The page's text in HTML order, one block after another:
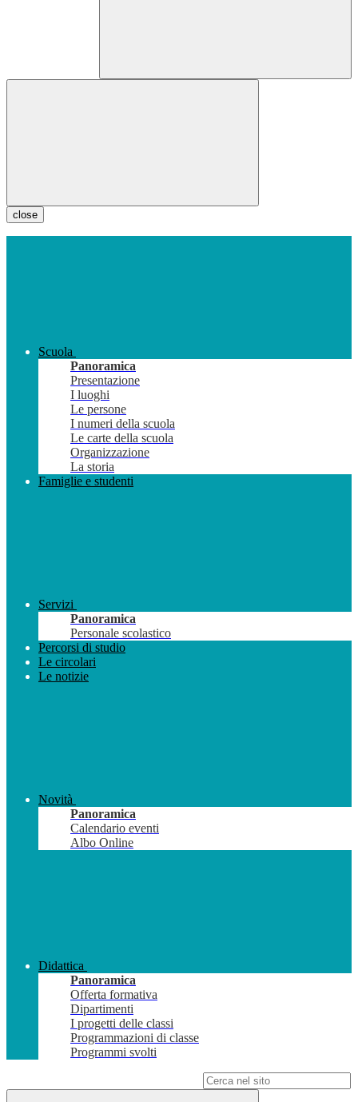
close
Scuola
Panoramica
Presentazione
I luoghi
Le persone
I numeri della scuola
Le carte della scuola
Organizzazione
La storia
Famiglie e studenti
Servizi
Panoramica
Personale scolastico
Percorsi di studio
Le circolari
Le notizie
Novità
Panoramica
Calendario eventi
Albo Online
Didattica
Panoramica
Offerta formativa
Dipartimenti
I progetti delle classi
Programmazioni di classe
Programmi svolti